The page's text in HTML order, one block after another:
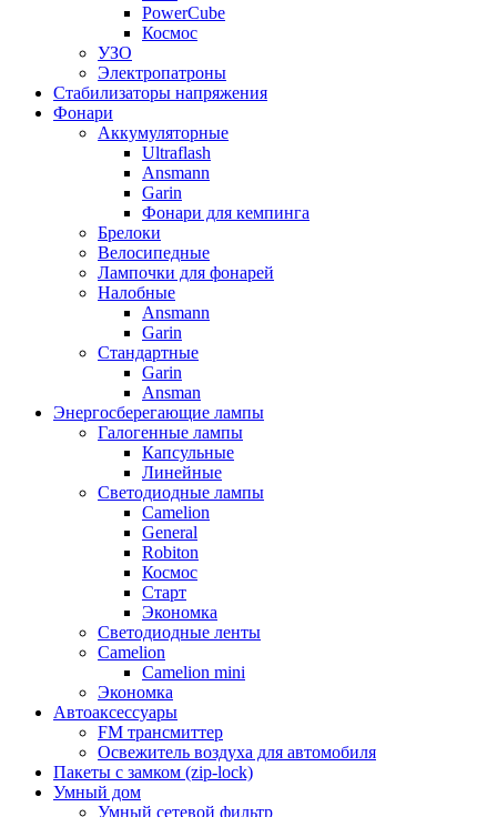
PowerCube
Космос
УЗО
Электропатроны
Стабилизаторы напряжения
Фонари
Аккумуляторные
Ultraflash
Ansmann
Garin
Фонари для кемпинга
Брелоки
Велосипедные
Лампочки для фонарей
Налобные
Ansmann
Garin
Стандартные
Garin
Ansman
Энергосберегающие лампы
Галогенные лампы
Капсульные
Линейные
Светодиодные лампы
Camelion
General
Robiton
Космос
Старт
Экономка
Светодиодные ленты
Camelion
Camelion mini
Экономка
Автоаксессуары
FM трансмиттер
Освежитель воздуха для автомобиля
Пакеты с замком (zip-lock)
Умный дом
Умный сетевой фильтр